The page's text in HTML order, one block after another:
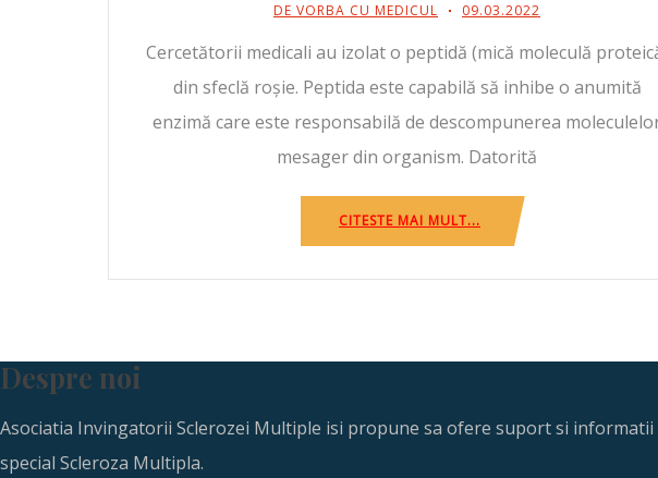
DE VORBA CU MEDICUL 09.03.2022
Cercetătorii medicali au izolat o peptidă (mică moleculă
din sfeclă roșie. Peptida este capabilă să inhibe o anumită
enzimă care este responsabilă de descompunerea
mesager din organism. Datorită
CITESTE MAI MULT...
Despre noi
Asociatia Invingatorii Sclerozei Multiple isi propune sa ofere suport si
special Scleroza Multipla.